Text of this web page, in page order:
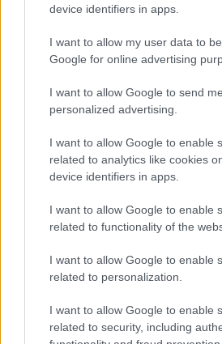
device identifiers in apps.
I want to allow my user data to
Google for online advertising
I want to allow Google to send me
personalized advertising.
I want to allow Google to enable
related to analytics like cookies
device identifiers in apps.
I want to allow Google to enable
related to functionality of the
I want to allow Google to enable
related to personalization.
I want to allow Google to enable
related to security, including
"Nem beszélek már vele évek
kitagadta Nagy Zsoltot
Nagyvilág
Nem Bécs lett az első:
legjobb élni 2026-ban